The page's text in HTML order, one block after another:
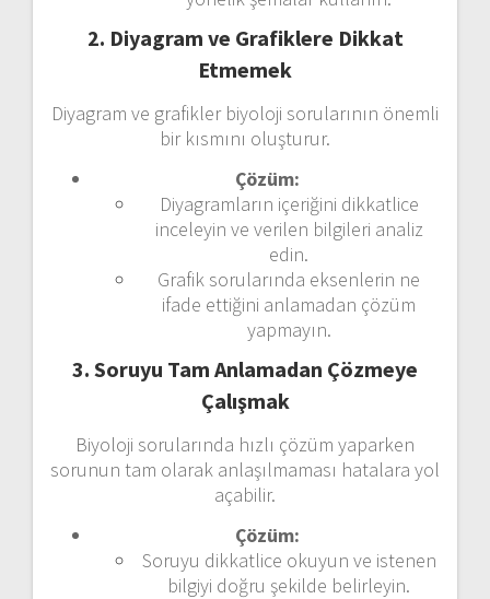
2. Diyagram ve Grafiklere Dikkat
Etmemek
Diyagram ve grafikler biyoloji sorularının önemli
bir kısmını oluşturur.
Çözüm:
Diyagramların içeriğini dikkatlice
inceleyin ve verilen bilgileri analiz
edin.
Grafik sorularında eksenlerin ne
ifade ettiğini anlamadan çözüm
yapmayın.
3. Soruyu Tam Anlamadan Çözmeye
Çalışmak
Biyoloji sorularında hızlı çözüm yaparken
sorunun tam olarak anlaşılmaması hatalara yol
açabilir.
Çözüm:
Soruyu dikkatlice okuyun ve istenen
bilgiyi doğru şekilde belirleyin.